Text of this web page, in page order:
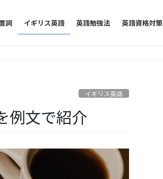
詞 イギリス英語 英語勉強法 英語資格対策
イギリス英語
例文で紹介